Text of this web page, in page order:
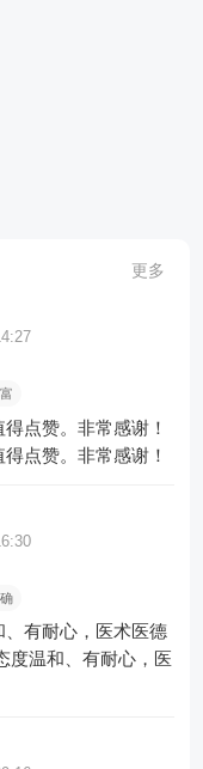
更多
点赞。非常感谢！
点赞。非常感谢！
、有耐心，医术医德
度温和、有耐心，医